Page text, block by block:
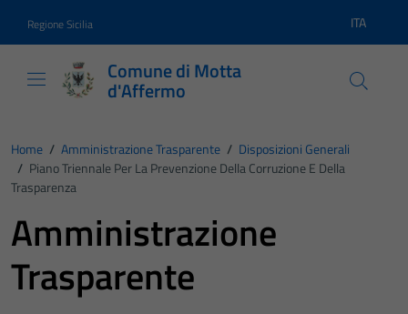
Regione Sicilia Lingua
ITA
Comune di Motta
d'Affermo
Home / Amministrazione Trasparente / Disposizioni Generali
/ Piano Triennale Per La Prevenzione Della Corruzione E Della
Trasparenza
Amministrazione
Trasparente